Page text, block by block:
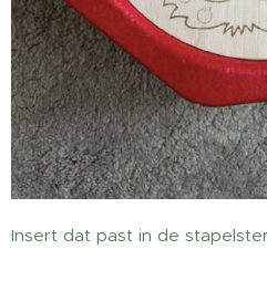
Insert dat past in de